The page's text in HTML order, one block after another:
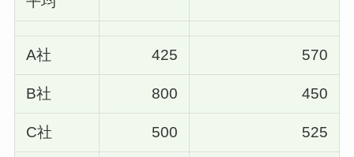
A社 425 570
B社 800 450
C社 500 525